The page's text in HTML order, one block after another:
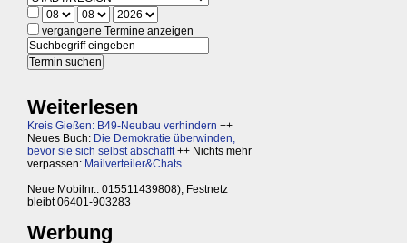
vergangene Termine anzeigen
Weiterlesen
Kreis Gießen: B49-Neubau verhindern ++
Neues Buch: Die Demokratie überwinden,
bevor sie sich selbst abschafft++ Nichts mehr
verpassen: Mailverteiler&Chats
Neue Mobilnr.: 015511439808), Festnetz
bleibt 06401-903283
Werbung